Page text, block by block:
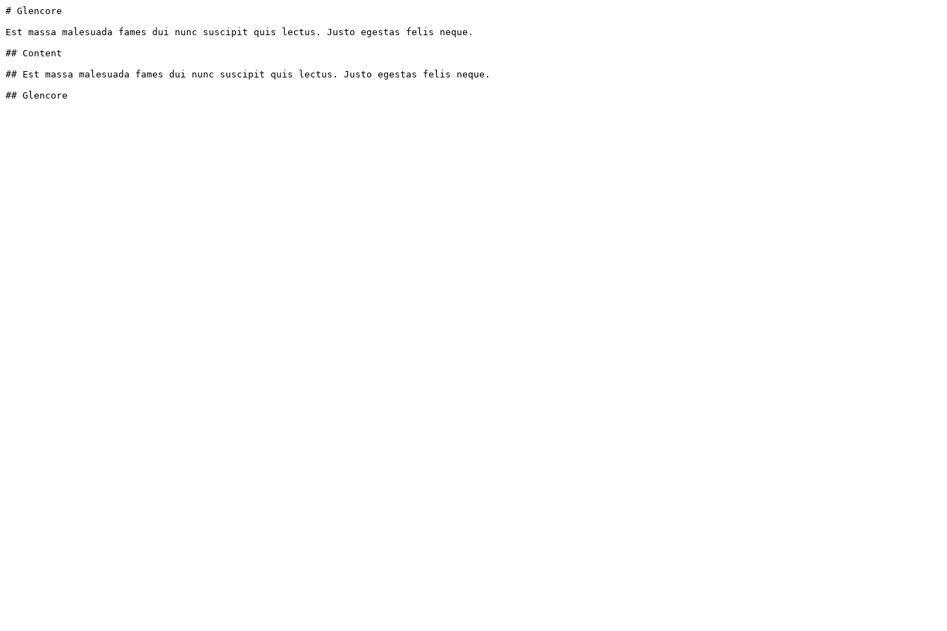
# Glencore
Est massa malesuada fames dui nunc suscipit quis lectus. Justo egestas felis neque.
## Content
## Est massa malesuada fames dui nunc suscipit quis lectus. Justo egestas felis neque.
## Glencore